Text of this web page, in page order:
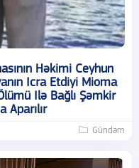
Həkimi Ceyhun
Icra Etdiyi Mioma
Ilə Bağlı Şəmkir
Aparılır
Gündəm